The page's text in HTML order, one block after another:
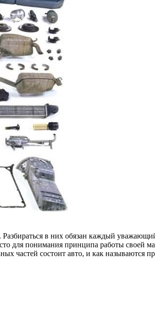
в них обязан каждый
для понимания принципа работы своей
частей состоит авто, и как называются